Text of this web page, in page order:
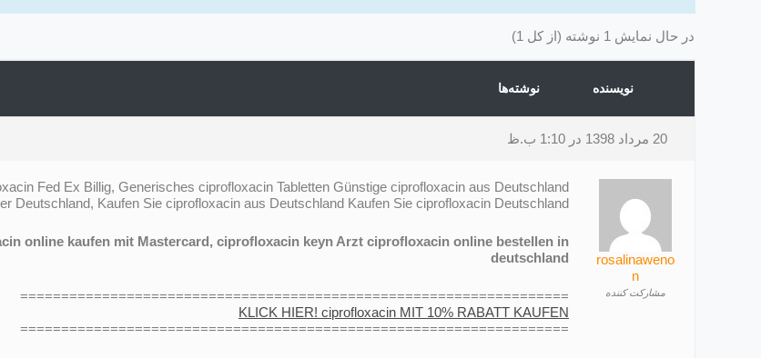
در حال نمایش 1 نوشته (از کل 1)
نویسنده نوشته‌ها
20 مرداد 1398 در 1:10 ب.ظ
rosalinaweno
n
مشارکت کننده
Fed Ex Billig, Generisches ciprofloxacin Tabletten Günstige ciprofloxacin aus Deutschland
Deutschland, Kaufen Sie ciprofloxacin aus Deutschland Kaufen Sie ciprofloxacin Deutschland
online kaufen mit Mastercard, ciprofloxacin keyn Arzt ciprofloxacin online bestellen in
deutschland
===================================================================
KLICK HIER! ciprofloxacin MIT 10% RABATT KAUFEN
===================================================================